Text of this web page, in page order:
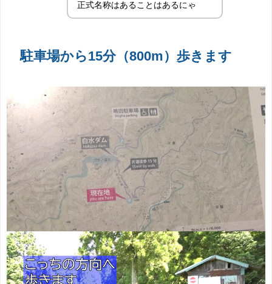
正式名称はあることはあるにゃ
駐車場から15分（800m）歩きます